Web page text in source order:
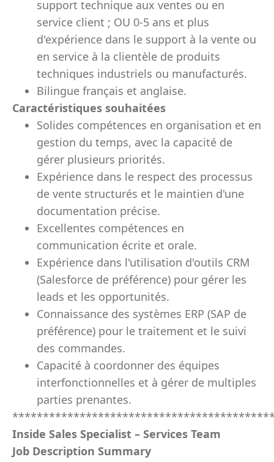
support technique aux ventes ou en
service client ; OU 0-5 ans et plus
d'expérience dans le support à la vente ou
en service à la clientèle de produits
techniques industriels ou manufacturés.
Bilingue français et anglaise.
Caractéristiques souhaitées
Solides compétences en organisation et en
gestion du temps, avec la capacité de
gérer plusieurs priorités.
Expérience dans le respect des processus
de vente structurés et le maintien d'une
documentation précise.
Excellentes compétences en
communication écrite et orale.
Expérience dans l'utilisation d'outils CRM
(Salesforce de préférence) pour gérer les
leads et les opportunités.
Connaissance des systèmes ERP (SAP de
préférence) pour le traitement et le suivi
des commandes.
Capacité à coordonner des équipes
interfonctionnelles et à gérer de multiples
parties prenantes.
Inside Sales Specialist – Services Team
Job Description Summary